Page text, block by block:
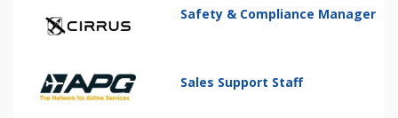
Safety & Compliance Manager
Sales Support Staff